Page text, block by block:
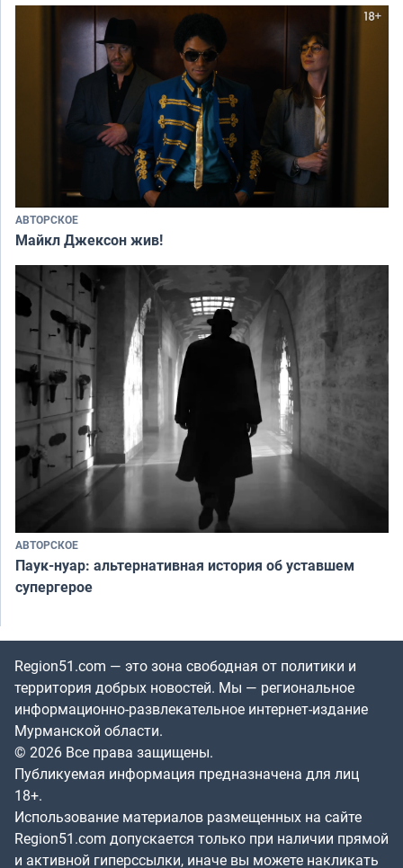
АВТОРСКОЕ
Майкл Джексон жив!
АВТОРСКОЕ
Паук-нуар: альтернативная история об уставшем
супергерое
Region51.com — это зона свободная от политики и
территория добрых новостей. Мы — региональное
информационно-развлекательное интернет-издание
Мурманской области.
© 2026 Все права защищены.
Публикуемая информация предназначена для лиц
18+.
Использование материалов размещенных на сайте
Region51.com допускается только при наличии прямой
и активной гиперссылки, иначе вы можете накликать